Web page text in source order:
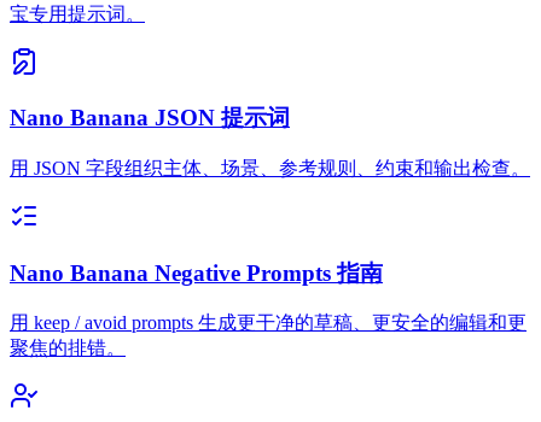
宝专用提示词。
Nano Banana JSON 提示词
用 JSON 字段组织主体、场景、参考规则、约束和输出检查。
Nano Banana Negative Prompts 指南
用 keep / avoid prompts 生成更干净的草稿、更安全的编辑和更
聚焦的排错。